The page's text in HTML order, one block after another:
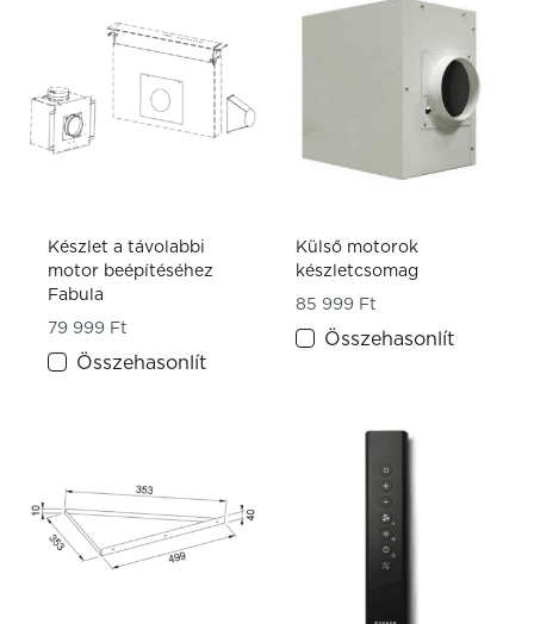
Készlet a távolabbi
motor beépítéséhez
Fabula
79 999 Ft
Összehasonlít
Külső motorok
készletcsomag
85 999 Ft
Összehasonlít